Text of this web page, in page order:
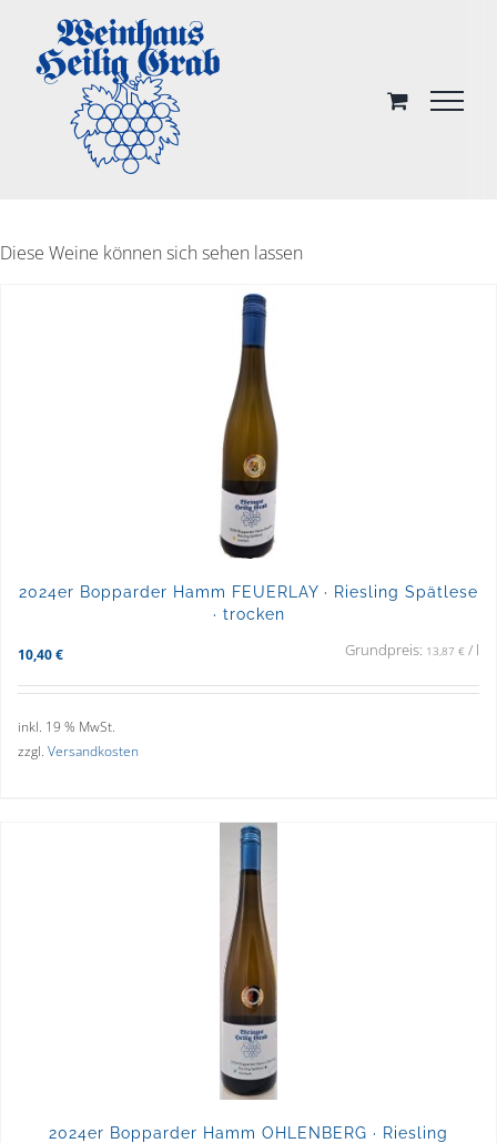
content
Diese Weine können sich sehen lassen
2024er Bopparder Hamm FEUERLAY · Riesling Spätlese
· trocken
10,40 € Grundpreis: 13,87 € / l
inkl. 19 % MwSt.
zzgl. Versandkosten
2024er Bopparder Hamm OHLENBERG · Riesling